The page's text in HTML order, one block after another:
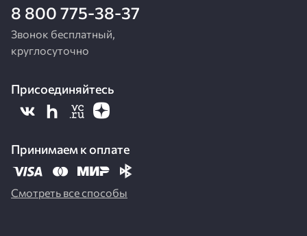
8 800 775-38-37
Звонок бесплатный,
круглосуточно
Присоединяйтесь
Принимаем к оплате
Смотреть все способы